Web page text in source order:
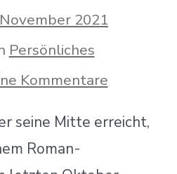
2021
Persönliches
Kommentarezu
Oktober
seine Mitte erreicht,
Roman-